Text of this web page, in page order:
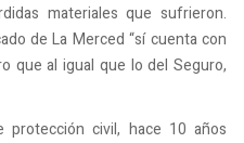
materiales que sufrieron.
de La Merced “sí cuenta con
que al igual que lo del Seguro,
protección civil, hace 10 años